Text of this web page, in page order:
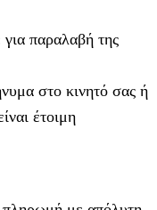
παραλαβή της
στο κινητό σας ή
έτοιμη